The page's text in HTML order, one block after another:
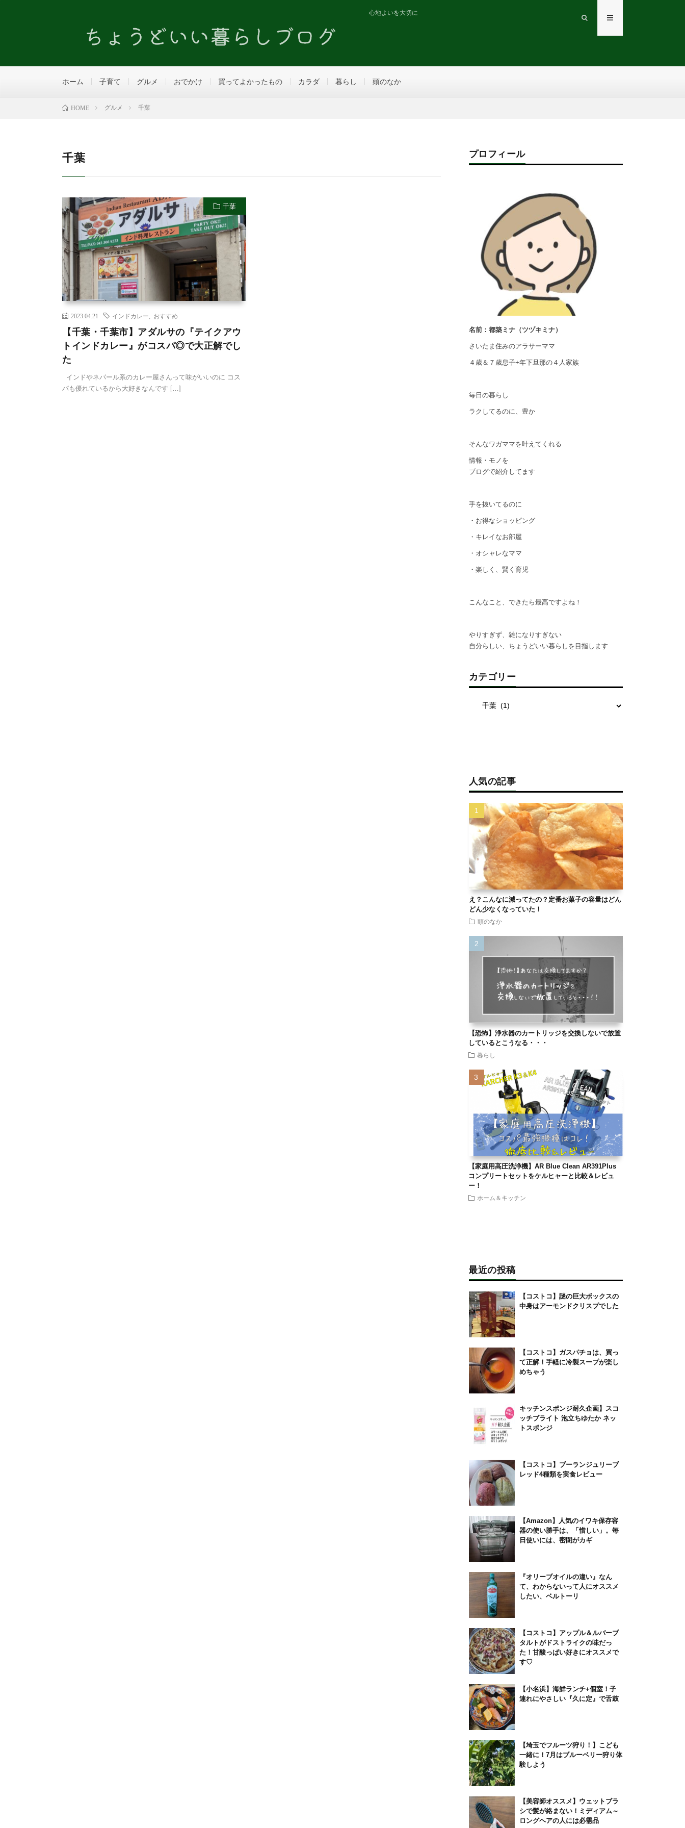
心地よいを大切に
ホーム 子育て グルメ おでかけ 買ってよかったもの カラダ 暮らし 頭のなか
HOME グルメ 千葉
千葉
千葉
2023.04.21 インドカレー おすすめ
【千葉・千葉市】アダルサの『テイクアウ
トインドカレー』がコスパ◎で大正解でし
た
インドやネパール系のカレー屋さんって味がいいのに コス
パも優れているから大好きなんです […]
プロフィール
名前：都築ミナ（ツヅキミナ）
さいたま住みのアラサーママ
４歳＆７歳息子+年下旦那の４人家族
毎日の暮らし
ラクしてるのに、豊か
そんなワガママを叶えてくれる
情報・モノを
ブログで紹介してます
手を抜いてるのに
・お得なショッピング
・キレイなお部屋
・オシャレなママ
・楽しく、賢く育児
こんなこと、できたら最高ですよね！
やりすぎず、雑になりすぎない
自分らしい、ちょうどいい暮らしを目指します
カテゴリー
人気の記事
え？こんなに減ってたの？定番お菓子の容量はどん
どん少なくなっていた！
頭のなか
【恐怖】浄水器のカートリッジを交換しないで放置
しているとこうなる・・・
暮らし
【家庭用高圧洗浄機】AR Blue Clean AR391Plus
コンプリートセットをケルヒャーと比較＆レビュ
ー！
ホーム＆キッチン
最近の投稿
【コストコ】謎の巨大ボックスの
中身はアーモンドクリスプでした
【コストコ】ガスパチョは、買っ
て正解！手軽に冷製スープが楽し
めちゃう
キッチンスポンジ耐久企画】スコ
ッチブライト 泡立ちゆたか ネッ
トスポンジ
【コストコ】ブーランジュリーブ
レッド4種類を実食レビュー
【Amazon】人気のイワキ保存容
器の使い勝手は、「惜しい」。毎
日使いには、密閉がカギ
『オリーブオイルの違い』なん
て、わからないって人にオススメ
したい、ベルトーリ
【コストコ】アップル＆ルバーブ
タルトがドストライクの味だっ
た！甘酸っぱい好きにオススメで
す♡
【小名浜】海鮮ランチ+個室！子
連れにやさしい『久に定』で舌鼓
【埼玉でフルーツ狩り！】こども
一緒に！7月はブルーベリー狩り体
験しよう
【美容師オススメ】ウェットブラ
シで髪が絡まない！ミディアム～
ロングヘアの人には必需品